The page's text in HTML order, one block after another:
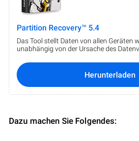
Partition Recovery™ 5.4
Das Tool stellt Daten von allen Geräten
unabhängig von der Ursache des
Herunterladen
Dazu machen Sie Folgendes: